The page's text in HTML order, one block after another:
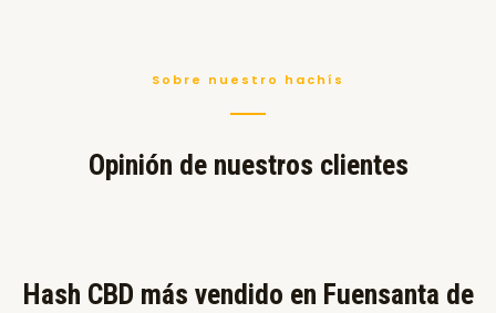
Sobre nuestro hachís
Opinión de nuestros clientes
Hash CBD más vendido en Fuensanta de